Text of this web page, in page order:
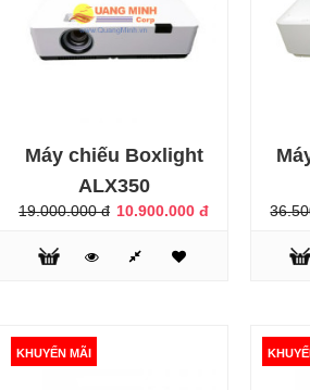
KTU600
0 đ
Máy chiếu Boxlight
ALX350
19.000.000 đ 10.900.000 đ
KHUYẾN MÃI